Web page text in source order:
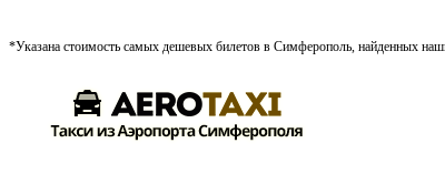
*Указана стоимость самых дешевых билетов в Симферополь, найденных